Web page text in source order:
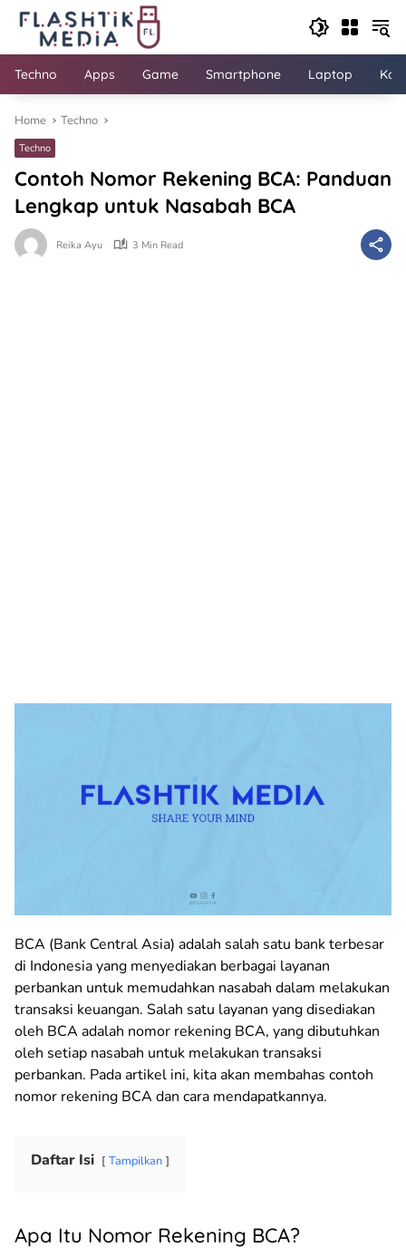
Skip
content
Techno Apps Game Smartphone Laptop
Home Techno
Techno
Contoh Nomor Rekening BCA: Panduan
Lengkap untuk Nasabah BCA
Reika Ayu 3 Min Read
BCA (Bank Central Asia) adalah salah satu bank terbesar
di Indonesia yang menyediakan berbagai layanan
perbankan untuk memudahkan nasabah dalam melakukan
transaksi keuangan. Salah satu layanan yang disediakan
oleh BCA adalah nomor rekening BCA, yang dibutuhkan
oleh setiap nasabah untuk melakukan transaksi
perbankan. Pada artikel ini, kita akan membahas contoh
nomor rekening BCA dan cara mendapatkannya.
Daftar Isi Tampilkan
Apa Itu Nomor Rekening BCA?